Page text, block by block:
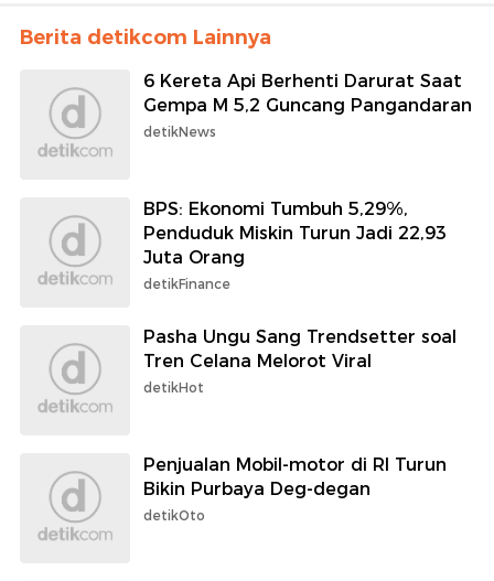
Berita detikcom Lainnya
6 Kereta Api Berhenti Darurat Saat
Gempa M 5,2 Guncang Pangandaran
detikNews
BPS: Ekonomi Tumbuh 5,29%,
Penduduk Miskin Turun Jadi 22,93
Juta Orang
detikFinance
Pasha Ungu Sang Trendsetter soal
Tren Celana Melorot Viral
detikHot
Penjualan Mobil-motor di RI Turun
Bikin Purbaya Deg-degan
detikOto